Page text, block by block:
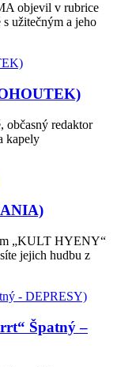
objevil v rubrice
s užitečným a jeho
občasný redaktor
kapely
„KULT HYENY“
jejich hudbu z
Špatný –